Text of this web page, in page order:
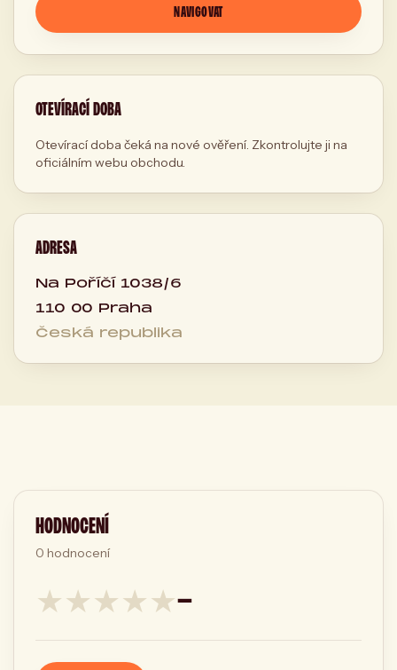
NAVIGOVAT
OTEVÍRACÍ DOBA
Otevírací doba čeká na nové ověření. Zkontrolujte ji na
oficiálním webu obchodu.
ADRESA
Na Poříčí 1038/6
110 00 Praha
Česká republika
HODNOCENÍ
0 hodnocení
★★★★★—